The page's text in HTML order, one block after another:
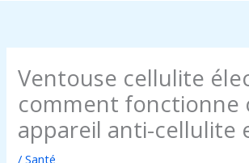
Ventouse cellulite
comment fonctionne
appareil anti-cellulite
/Santé